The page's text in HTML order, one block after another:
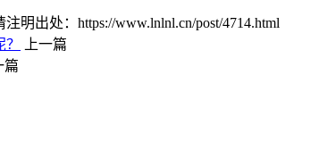
明出处：https://www.lnlnl.cn/post/4714.html
上一篇
篇